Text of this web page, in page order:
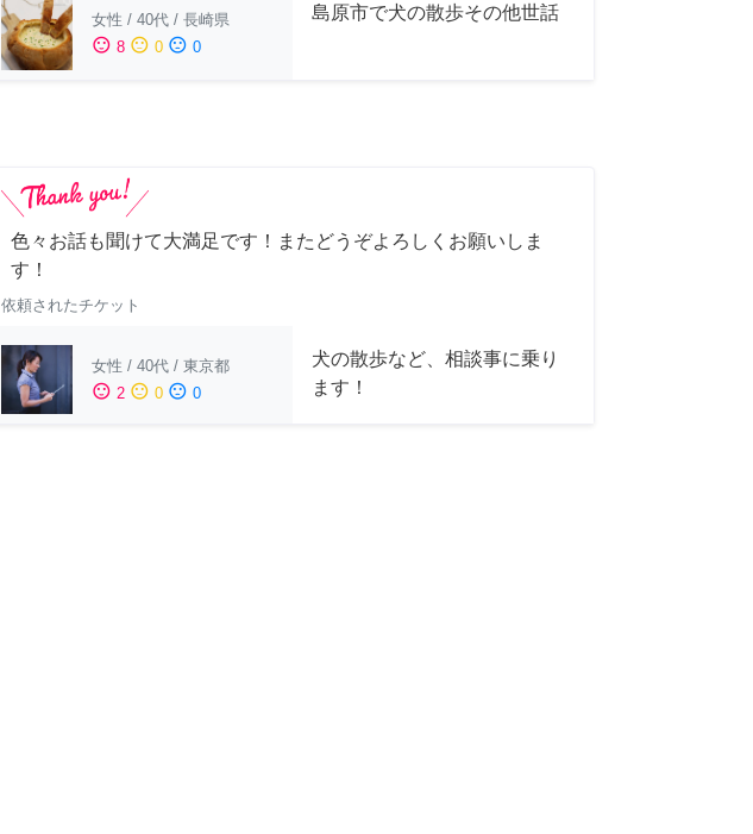
女性 / 40代 / 長崎県
sentiment_satisfied 8 sentiment_neutral 0 sentiment_dissatisfied 0
島原市で犬の散歩その他世話
色々お話も聞けて大満足です！またどうぞよろしくお願いしま
す！
依頼されたチケット
女性 / 40代 / 東京都
sentiment_satisfied 2 sentiment_neutral 0 sentiment_dissatisfied 0
犬の散歩など、相談事に乗り
ます！